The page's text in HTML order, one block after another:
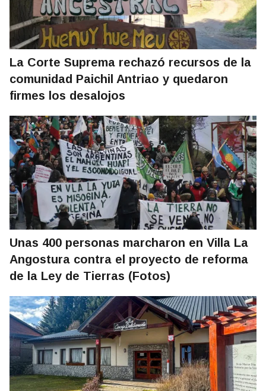
La Corte Suprema rechazó recursos de la
comunidad Paichil Antriao y quedaron
firmes los desalojos
Unas 400 personas marcharon en Villa La
Angostura contra el proyecto de reforma
de la Ley de Tierras (Fotos)